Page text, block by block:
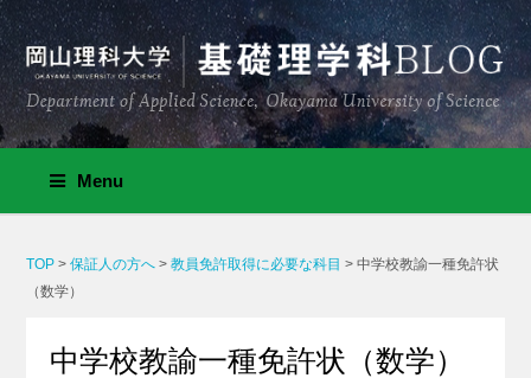
Menu
TOP >保証人の方へ >教員免許取得に必要な科目 >中学校教諭一種免許状
（数学）
中学校教諭一種免許状（数学）